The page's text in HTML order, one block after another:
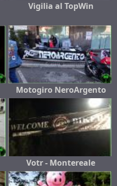
Vigilia al TopWin
Motogiro NeroArgento
Votr - Montereale